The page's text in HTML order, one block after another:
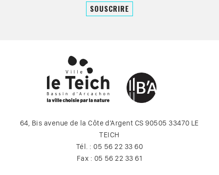
64, Bis avenue de la Côte d’Argent CS 90505 33470 LE
TEICH
Tél. : 05 56 22 33 60
Fax : 05 56 22 33 61